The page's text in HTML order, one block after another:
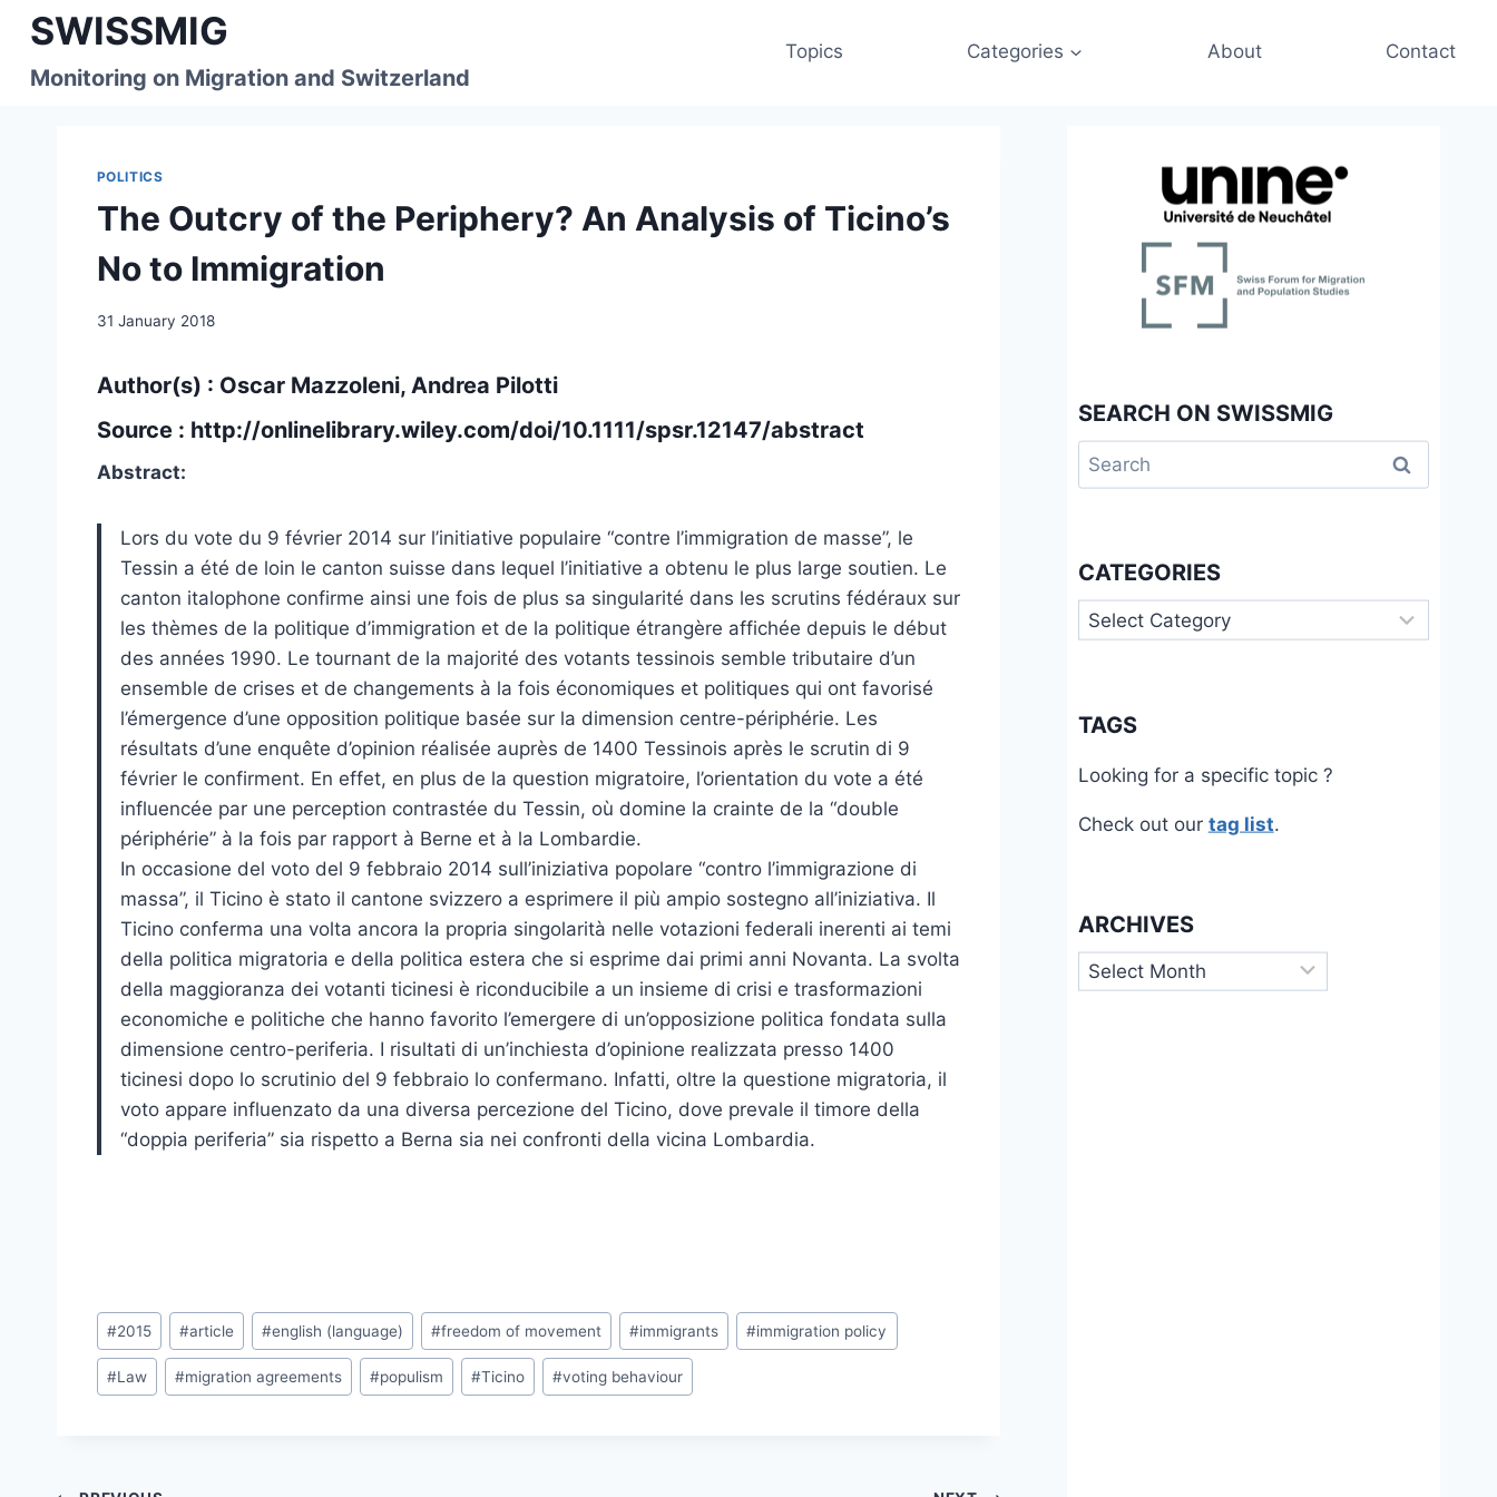
Skip
content
SWISSMIG
Monitoring on Migration and Switzerland
Topics Categories About Contact
POLITICS
The Outcry of the Periphery? An Analysis of Ticino’s
No to Immigration
31 January 2018
Author(s) : Oscar Mazzoleni, Andrea Pilotti
Source : http://onlinelibrary.wiley.com/doi/10.1111/spsr.12147/abstract
Abstract:
Lors du vote du 9 février 2014 sur l’initiative populaire “contre l’immigration de masse”, le
Tessin a été de loin le canton suisse dans lequel l’initiative a obtenu le plus large soutien. Le
canton italophone confirme ainsi une fois de plus sa singularité dans les scrutins fédéraux sur
les thèmes de la politique d’immigration et de la politique étrangère affichée depuis le début
des années 1990. Le tournant de la majorité des votants tessinois semble tributaire d’un
ensemble de crises et de changements à la fois économiques et politiques qui ont favorisé
l’émergence d’une opposition politique basée sur la dimension centre-périphérie. Les
résultats d’une enquête d’opinion réalisée auprès de 1400 Tessinois après le scrutin di 9
février le confirment. En effet, en plus de la question migratoire, l’orientation du vote a été
influencée par une perception contrastée du Tessin, où domine la crainte de la “double
périphérie” à la fois par rapport à Berne et à la Lombardie.
In occasione del voto del 9 febbraio 2014 sull’iniziativa popolare “contro l’immigrazione di
massa”, il Ticino è stato il cantone svizzero a esprimere il più ampio sostegno all’iniziativa. Il
Ticino conferma una volta ancora la propria singolarità nelle votazioni federali inerenti ai temi
della politica migratoria e della politica estera che si esprime dai primi anni Novanta. La svolta
della maggioranza dei votanti ticinesi è riconducibile a un insieme di crisi e trasformazioni
economiche e politiche che hanno favorito l’emergere di un’opposizione politica fondata sulla
dimensione centro-periferia. I risultati di un’inchiesta d’opinione realizzata presso 1400
ticinesi dopo lo scrutinio del 9 febbraio lo confermano. Infatti, oltre la questione migratoria, il
voto appare influenzato da una diversa percezione del Ticino, dove prevale il timore della
“doppia periferia” sia rispetto a Berna sia nei confronti della vicina Lombardia.
Post
Tags:
#2015 #article #english (language) #freedom of movement #immigrants #immigration policy
#Law #migration agreements #populism #Ticino #voting behaviour
SEARCH ON SWISSMIG
Search
for:
CATEGORIES
Categories
TAGS
Looking for a specific topic ?
Check out our tag list.
ARCHIVES
Archives